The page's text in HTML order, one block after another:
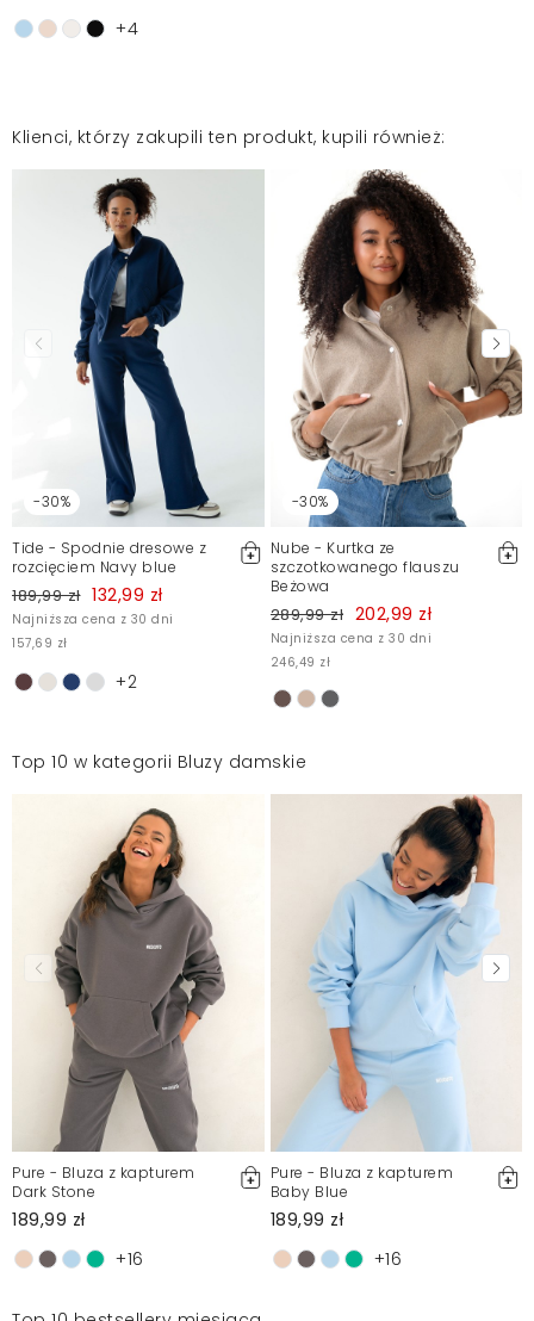
+4
Klienci, którzy zakupili ten produkt, kupili również:
-30%
Tide - Spodnie dresowe z
rozcięciem Navy blue
189,99 zł 132,99 zł
Najniższa cena z 30 dni
157,69 zł
+2
-30%
Nube - Kurtka ze
szczotkowanego flauszu
Beżowa
289,99 zł 202,99 zł
Najniższa cena z 30 dni
246,49 zł
Top 10 w kategorii Bluzy damskie
Pure - Bluza z kapturem
Dark Stone
189,99 zł
+16
Pure - Bluza z kapturem
Baby Blue
189,99 zł
+16